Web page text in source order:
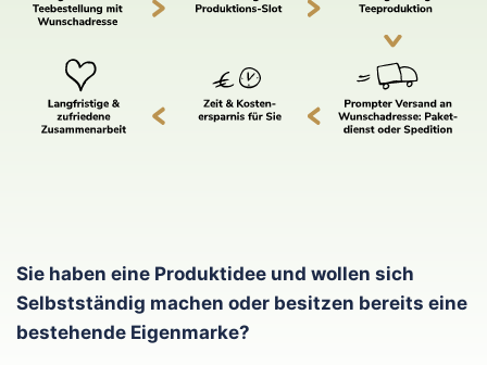
Sie haben eine Produktidee und wollen sich
Selbstständig machen oder besitzen bereits eine
bestehende Eigenmarke?